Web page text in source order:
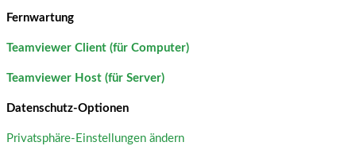
Fernwartung
Teamviewer Client (für Computer)
Teamviewer Host (für Server)
Datenschutz-Optionen
Privatsphäre-Einstellungen ändern